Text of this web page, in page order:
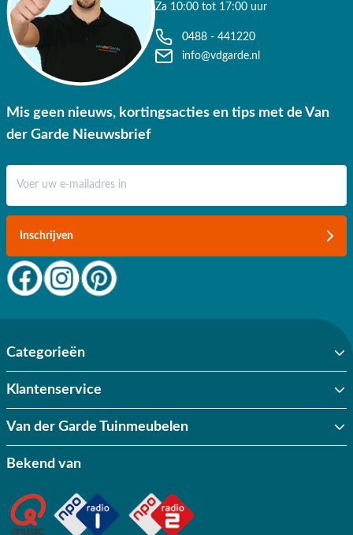
Za 10:00 tot 17:00 uur
0488 - 441220
info@vdgarde.nl
Mis geen nieuws, kortingsacties en tips met de Van
der Garde Nieuwsbrief
Inschrijven
Categorieën
Klantenservice
Van der Garde Tuinmeubelen
Bekend van